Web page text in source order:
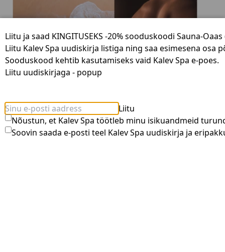
Liitu ja saad KINGITUSEKS -20% sooduskoodi Sauna-
Liitu Kalev Spa uudiskirja listiga ning saa esimesena
Sooduskood kehtib kasutamiseks vaid Kalev Spa e-poes.
Liitu uudiskirjaga - popup
Liitu
Nõustun, et Kalev Spa töötleb minu isikuandmeid
Soovin saada e-posti teel Kalev Spa uudiskirja ja